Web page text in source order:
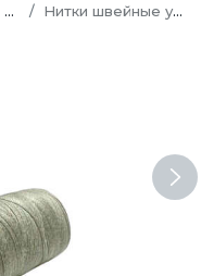
Нитки швейные универсальные